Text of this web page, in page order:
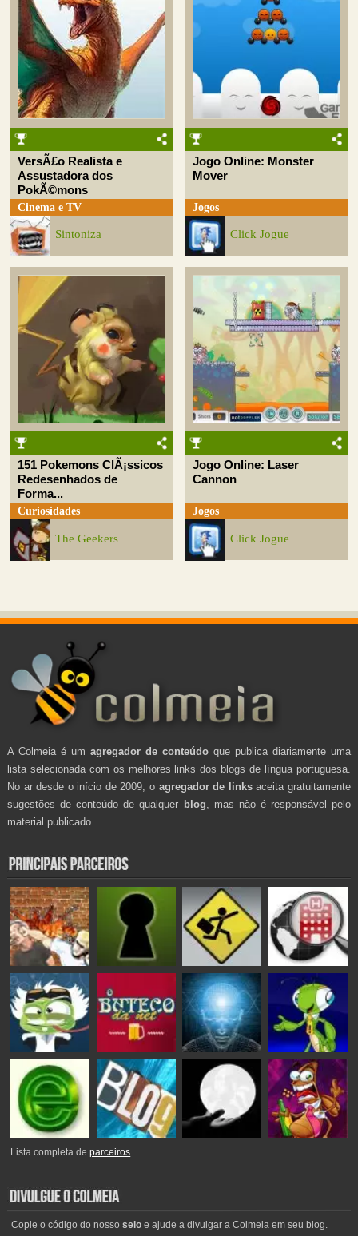
VersÃ£o Realista e
Assustadora dos
PokÃ©mons
Cinema e TV
Sintoniza
Jogo Online: Monster
Mover
Jogos
Click Jogue
151 Pokemons ClÃ¡ssicos
Redesenhados de
Forma...
Curiosidades
The Geekers
Jogo Online: Laser
Cannon
Jogos
Click Jogue
A Colmeia é um agregador de conteúdo que publica diariamente uma
lista selecionada com os melhores links dos blogs de língua portuguesa.
No ar desde o início de 2009, o agregador de linksaceita gratuitamente
sugestões de conteúdo de qualquer blog , mas não é responsável pelo
material publicado.
Lista completa deparceiros.
Copie o código do nosso seloe ajude a divulgar a Colmeia em seu blog.